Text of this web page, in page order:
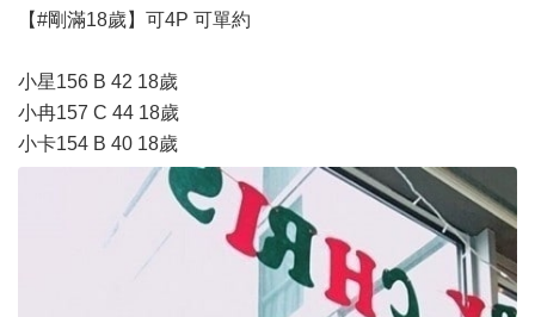
【#剛滿18歲】可4P 可單約
小星156 B 42 18歲
小冉157 C 44 18歲
小卡154 B 40 18歲